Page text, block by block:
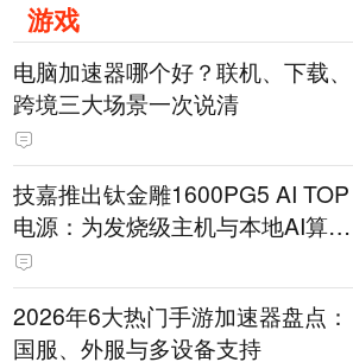
游戏
电脑加速器哪个好？联机、下载、
跨境三大场景一次说清
技嘉推出钛金雕1600PG5 AI TOP
电源：为发烧级主机与本地AI算力
打造旗舰供电方案
2026年6大热门手游加速器盘点：
国服、外服与多设备支持